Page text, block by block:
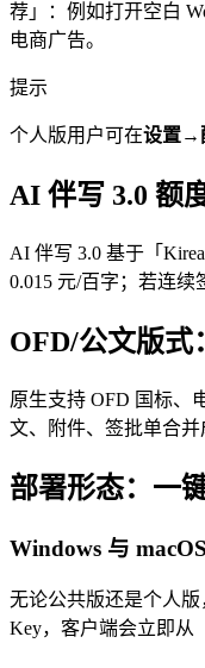
荐」：例如打开空白
电商广告。
提示
个人版用户可在设置→
AI 伴写 3.0 额
AI 伴写 3.0 基于「
0.015 元/百字；若连
OFD/公文版式
原生支持 OFD 国标、
文、附件、签批单合
部署形态：一
Windows 与
无论公共版还是个人
Key，客户端会立即从